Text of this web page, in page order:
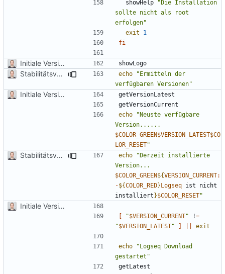
  showHelp
"Die Installation
sollte nicht als root
erfolgen"
exit
1
fi
Initiale Version
Stabilitätsverbesserungen echo
"Ermitteln der
verfügbaren Versionen"
Initiale Version
echo
"Neuste verfügbare
$COLOR_GREEN$VERSION_LATEST$CO
LOR_RESET"
Stabilitätsverbesserungen echo
"Derzeit installierte
$COLOR_GREEN${VERSION_CURRENT:
-${COLOR_RED}Logseq ist nicht
installiert}$COLOR_RESET"
Initiale Version
[ "$VERSION_CURRENT" !=
"$VERSION_LATEST" ] exit
echo
"Logseq Download
gestartet"